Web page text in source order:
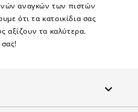
αναγκών των πιστών
ότι τα κατοικίδια σας
αξίζουν τα καλύτερα.
